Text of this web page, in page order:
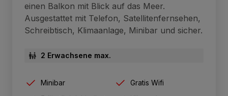
einen Balkon mit Blick auf das Meer.
Ausgestattet mit Telefon, Satellitenfernsehen,
Schreibtisch, Klimaanlage, Minibar und sicher.
2 Erwachsene max.
Minibar
Gratis Wifi